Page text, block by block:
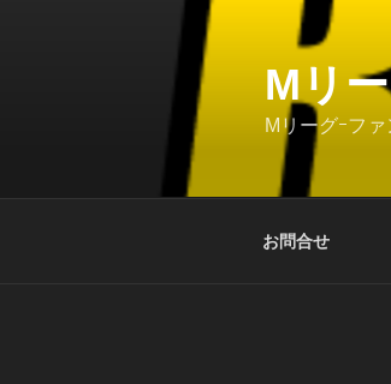
Mリ
Mリーグｰフ
お問合せ